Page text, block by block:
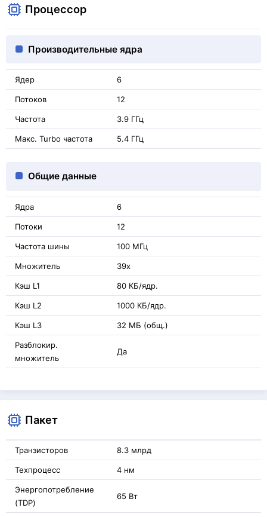
Процессор
Производительные ядра
Ядер 6
Потоков 12
Частота 3.9 ГГц
Макс. Turbo частота 5.4 ГГц
Общие данные
Ядра 6
Потоки 12
Частота шины 100 МГц
Множитель 39x
Кэш L1 80 КБ/ядр.
Кэш L2 1000 КБ/ядр.
Кэш L3 32 МБ (общ.)
Разблокир.
множитель
Да
Пакет
Транзисторов 8.3 млрд
Техпроцесс 4 нм
Энергопотребление
(TDP)
65 Вт